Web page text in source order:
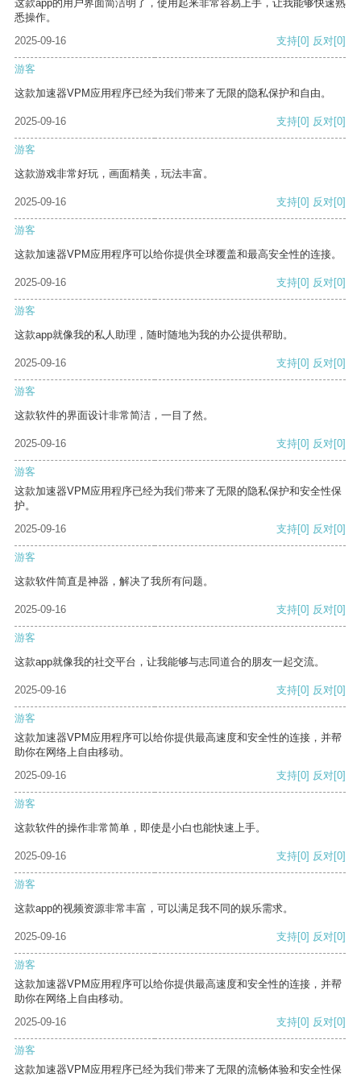
这款app的用户界面简洁明了，使用起来非常容易上手，让我能够快速熟
悉操作。
2025-09-16
支持[0] 反对[0]
游客
这款加速器VPM应用程序已经为我们带来了无限的隐私保护和自由。
2025-09-16 支持[0] 反对[0]
游客
这款游戏非常好玩，画面精美，玩法丰富。
2025-09-16 支持[0] 反对[0]
游客
这款加速器VPM应用程序可以给你提供全球覆盖和最高安全性的连接。
2025-09-16 支持[0] 反对[0]
游客
这款app就像我的私人助理，随时随地为我的办公提供帮助。
2025-09-16 支持[0] 反对[0]
游客
这款软件的界面设计非常简洁，一目了然。
2025-09-16 支持[0] 反对[0]
游客
这款加速器VPM应用程序已经为我们带来了无限的隐私保护和安全性保
护。
2025-09-16
支持[0] 反对[0]
游客
这款软件简直是神器，解决了我所有问题。
2025-09-16 支持[0] 反对[0]
游客
这款app就像我的社交平台，让我能够与志同道合的朋友一起交流。
2025-09-16 支持[0] 反对[0]
游客
这款加速器VPM应用程序可以给你提供最高速度和安全性的连接，并帮
助你在网络上自由移动。
2025-09-16
支持[0] 反对[0]
游客
这款软件的操作非常简单，即使是小白也能快速上手。
2025-09-16 支持[0] 反对[0]
游客
这款app的视频资源非常丰富，可以满足我不同的娱乐需求。
2025-09-16 支持[0] 反对[0]
游客
这款加速器VPM应用程序可以给你提供最高速度和安全性的连接，并帮
助你在网络上自由移动。
2025-09-16
支持[0] 反对[0]
游客
这款加速器VPM应用程序已经为我们带来了无限的流畅体验和安全性保